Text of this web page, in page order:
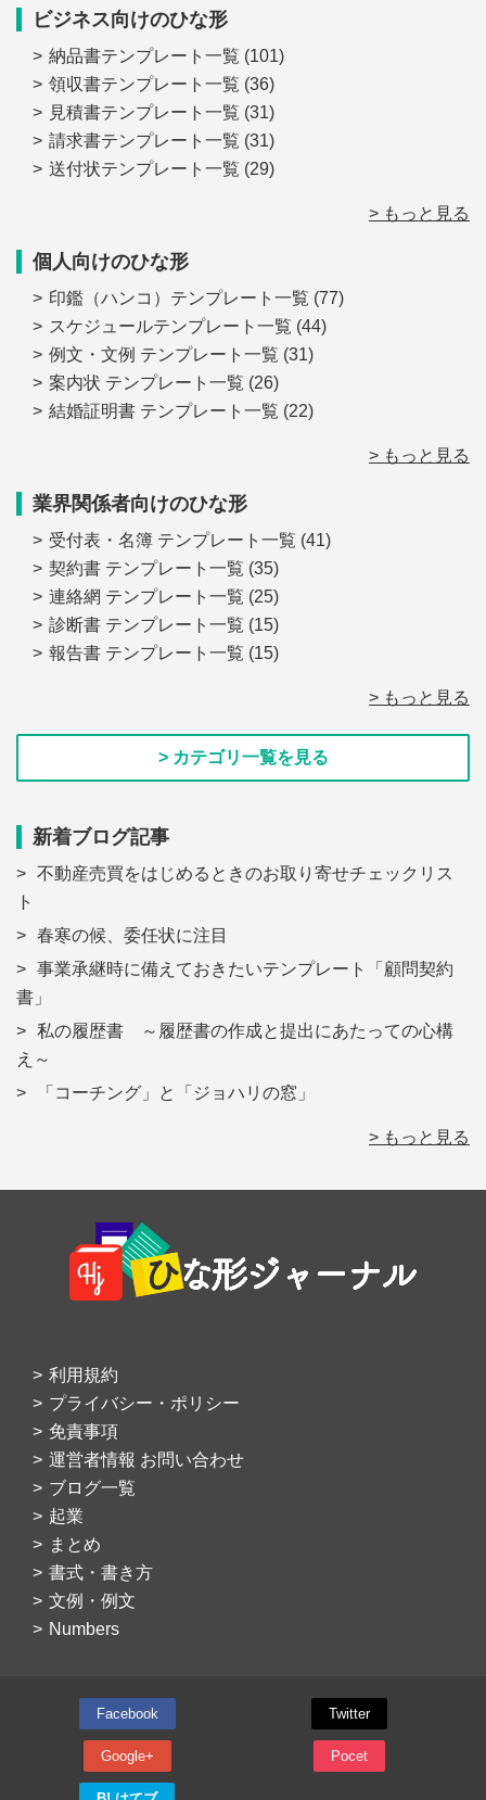
ビジネス向けのひな形
納品書テンプレート一覧 (101)
領収書テンプレート一覧 (36)
見積書テンプレート一覧 (31)
請求書テンプレート一覧 (31)
送付状テンプレート一覧 (29)
> もっと見る
個人向けのひな形
印鑑（ハンコ）テンプレート一覧 (77)
スケジュールテンプレート一覧 (44)
例文・文例 テンプレート一覧 (31)
案内状 テンプレート一覧 (26)
結婚証明書 テンプレート一覧 (22)
> もっと見る
業界関係者向けのひな形
受付表・名簿 テンプレート一覧 (41)
契約書 テンプレート一覧 (35)
連絡網 テンプレート一覧 (25)
診断書 テンプレート一覧 (15)
報告書 テンプレート一覧 (15)
> もっと見る
> カテゴリ一覧を見る
新着ブログ記事
不動産売買をはじめるときのお取り寄せチェックリス
ト
春寒の候、委任状に注目
事業承継時に備えておきたいテンプレート「顧問契約
書」
私の履歴書 ～履歴書の作成と提出にあたっての心構
え～
「コーチング」と「ジョハリの窓」
> もっと見る
Footer
利用規約
プライバシー・ポリシー
免責事項
運営者情報 お問い合わせ
ブログ一覧
起業
まとめ
書式・書き方
文例・例文
Numbers
Facebook Twitter
Google+ Pocet